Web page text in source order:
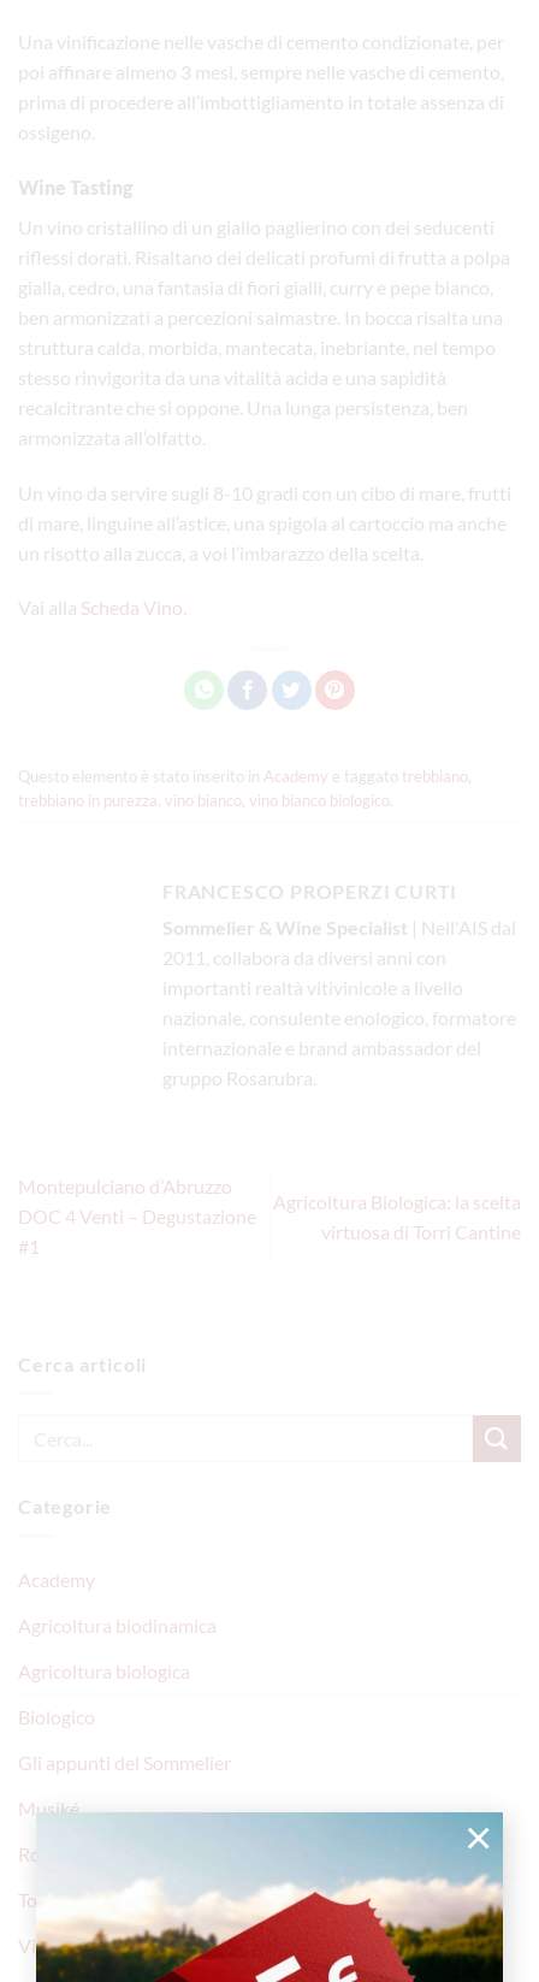
×
Una vinificazione nelle vasche di cemento condizionate, per
poi affinare almeno 3 mesi, sempre nelle vasche di cemento,
prima di procedere all’imbottigliamento in totale assenza di
ossigeno.
Wine Tasting
Un vino cristallino di un giallo paglierino con dei seducenti
riflessi dorati. Risaltano dei delicati profumi di frutta a polpa
gialla, cedro, una fantasia di fiori gialli, curry e pepe bianco,
ben armonizzati a percezioni salmastre. In bocca risalta una
struttura calda, morbida, mantecata, inebriante, nel tempo
stesso rinvigorita da una vitalità acida e una sapidità
recalcitrante che si oppone. Una lunga persistenza, ben
armonizzata all’olfatto.
Un vino da servire sugli 8-10 gradi con un cibo di mare, frutti
di mare, linguine all’astice, una spigola al cartoccio ma anche
un risotto alla zucca, a voi l’imbarazzo della scelta.
Vai alla Scheda Vino.
Questo elemento è stato inserito in Academy e taggato trebbiano
trebbiano in purezza vino bianco vino bianco biologico
FRANCESCO PROPERZI CURTI
Sommelier & Wine Specialist | Nell'AIS dal
2011, collabora da diversi anni con
importanti realtà vitivinicole a livello
nazionale, consulente enologico, formatore
internazionale e brand ambassador del
gruppo Rosarubra.
Montepulciano d’Abruzzo
DOC 4 Venti – Degustazione
#1
Agricoltura Biologica: la scelta
virtuosa di Torri Cantine
Cerca articoli
Categorie
Academy
Agricoltura biodinamica
Agricoltura biologica
Biologico
Gli appunti del Sommelier
Musiké
Rosarubra
Torri Cantine
Vini Spumanti